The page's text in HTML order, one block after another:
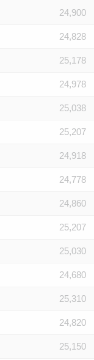
24,900
24,828
25,178
24,978
25,038
25,207
24,918
24,778
24,860
25,207
25,030
24,680
25,310
24,820
25,150